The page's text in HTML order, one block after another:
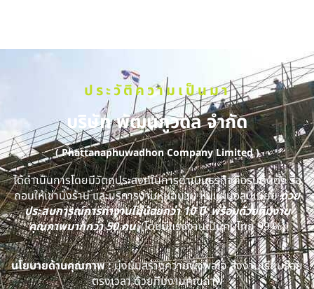
ประวัติความเป็นมา
บริษัท พัฒนภูวดล จำกัด
( Phattanaphuwadhon Company Limited )
ได้ดำเนินการโดยมีวัตถุประสงค์ในการดำเนินธุรกิจคือรับติดตั้ง รื้อ
ถอนให้เช่านั่งร้าน และบริการงานหุ้มฉนวน หุ้มแผ่นอลูมิเนียมด้วย
ประสบการณ์การทำงานไม่น้อยกว่า 10 ปี พร้อมด้วยทีมงาน
คุณภาพมากกว่า 50 คน(โดยมีแรงงานเป็นคนไทย 99 %)
นโยบายด้านคุณภาพ :มุ่งมั่นสร้างความพึงพอใจ ส่งงานเรียบร้อย
ตรงเวลา ด้วยทีมงานคุณภาพ